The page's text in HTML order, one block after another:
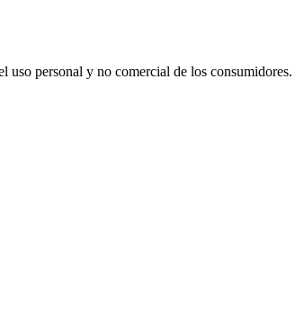
personal y no comercial de los consumidores.